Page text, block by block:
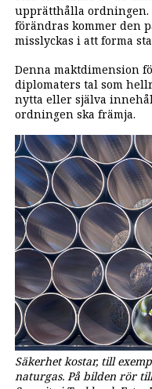
upprätthålla ordningen.
förändras kommer den
misslyckas i att forma
Denna maktdimension
diplomaters tal som
nytta eller själva
ordningen ska främja.
Säkerhet kostar, till
naturgas. På bilden rör